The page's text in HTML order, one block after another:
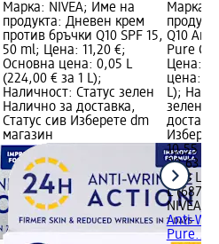
Марка: NIVEA; Име на
продукта: Дневен крем
против бръчки Q10 SPF 15,
50 ml; Цена: 11,20 €;
Основна цена: 0,05 L
(224,00 € за 1 L);
Наличност: Статус зелен
Налично за доставка,
Статус сив Изберете dm
магазин
Марка:
Q10
Pure
Цена:
цена:
L);
зелен
10,55 €
20,63
0,03 L
L
NIVEA
Anti-
Pure...,